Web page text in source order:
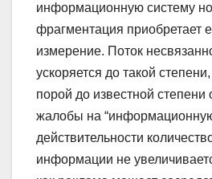
информационную систему
фрагментация приобретает
измерение. Поток
ускоряется до такой
порой до известной
жалобы на “информационную
действительности
информации не